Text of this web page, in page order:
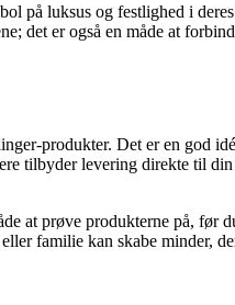
på luksus og festlighed i
det er også en måde at
produkter. Det er en god
tilbyder levering direkte til
at prøve produkterne på, før
familie kan skabe minder,